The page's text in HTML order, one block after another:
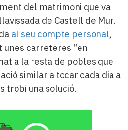
del matrimoni que va
de Castell de Mur.
al seu compte personal,
unes carreteres “en
a la resta de pobles que
similar a tocar cada dia a
trobi una solució.